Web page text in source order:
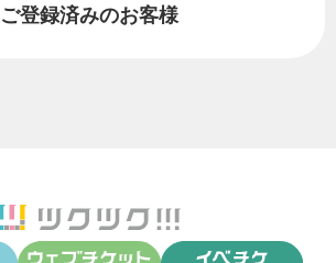
ご登録済みのお客様